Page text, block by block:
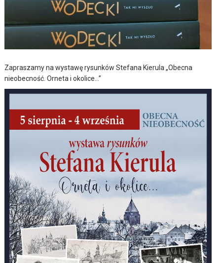
Zapraszamy na wystawę rysunków Stefana Kierula „Obecna
nieobecność. Orneta i okolice…”